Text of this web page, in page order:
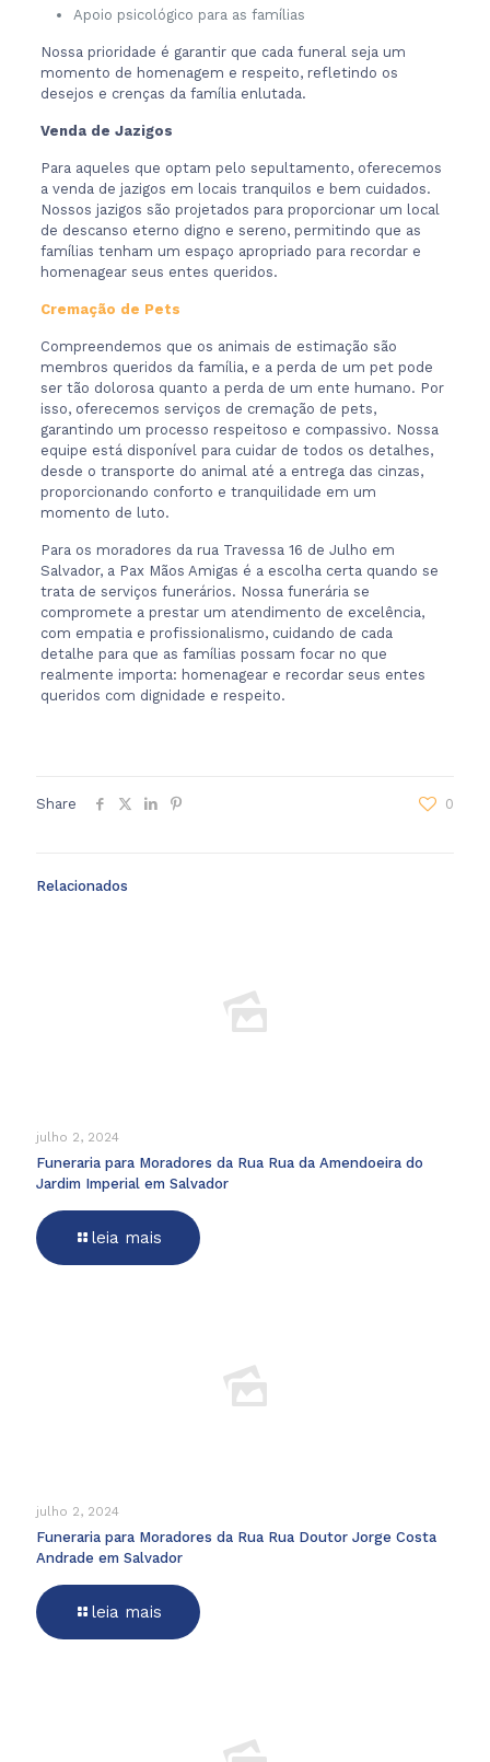
Apoio psicológico para as famílias
Nossa prioridade é garantir que cada funeral seja um
momento de homenagem e respeito, refletindo os
desejos e crenças da família enlutada.
Venda de Jazigos
Para aqueles que optam pelo sepultamento, oferecemos
a venda de jazigos em locais tranquilos e bem cuidados.
Nossos jazigos são projetados para proporcionar um local
de descanso eterno digno e sereno, permitindo que as
famílias tenham um espaço apropriado para recordar e
homenagear seus entes queridos.
Cremação de Pets
Compreendemos que os animais de estimação são
membros queridos da família, e a perda de um pet pode
ser tão dolorosa quanto a perda de um ente humano. Por
isso, oferecemos serviços de cremação de pets,
garantindo um processo respeitoso e compassivo. Nossa
equipe está disponível para cuidar de todos os detalhes,
desde o transporte do animal até a entrega das cinzas,
proporcionando conforto e tranquilidade em um
momento de luto.
Para os moradores da rua Travessa 16 de Julho em
Salvador, a Pax Mãos Amigas é a escolha certa quando se
trata de serviços funerários. Nossa funerária se
compromete a prestar um atendimento de excelência,
com empatia e profissionalismo, cuidando de cada
detalhe para que as famílias possam focar no que
realmente importa: homenagear e recordar seus entes
queridos com dignidade e respeito.
Share 0
Relacionados
julho 2, 2024
Funeraria para Moradores da Rua Rua da Amendoeira do
Jardim Imperial em Salvador
leia mais
julho 2, 2024
Funeraria para Moradores da Rua Rua Doutor Jorge Costa
Andrade em Salvador
leia mais